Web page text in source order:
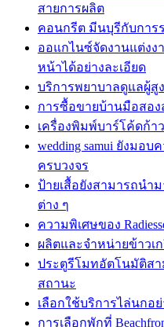
สายการผลิต
คอนกรีต มีนบุรีกับการ
ออแกไนซ์จัดงานแต่งง
หน้าได้อย่างละเอียด
บริการพยาบาลดูแลผู้สู
การซื้อขายบ้านมือสอง
เครื่องพิมพ์บาร์โค้ดก้า
wedding samui ยังมอ
ครบวงจร
ป้ายเสื้อยังสามารถนำ
ต่าง ๆ
ความพิเศษของ
ผลิตและจำหน่ายข้าวเ
ประตูรีโมทอัตโนมัติส
สถานะ
เลือกใช้บริการไล่นกอ
การเลือกพักที่